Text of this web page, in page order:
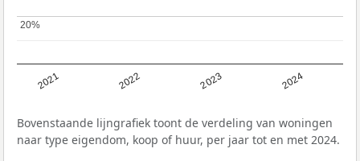
2021 2022 2023 2024
20%
20%
Bovenstaande lijngrafiek toont de verdeling van woningen
naar type eigendom, koop of huur, per jaar tot en met 2024.